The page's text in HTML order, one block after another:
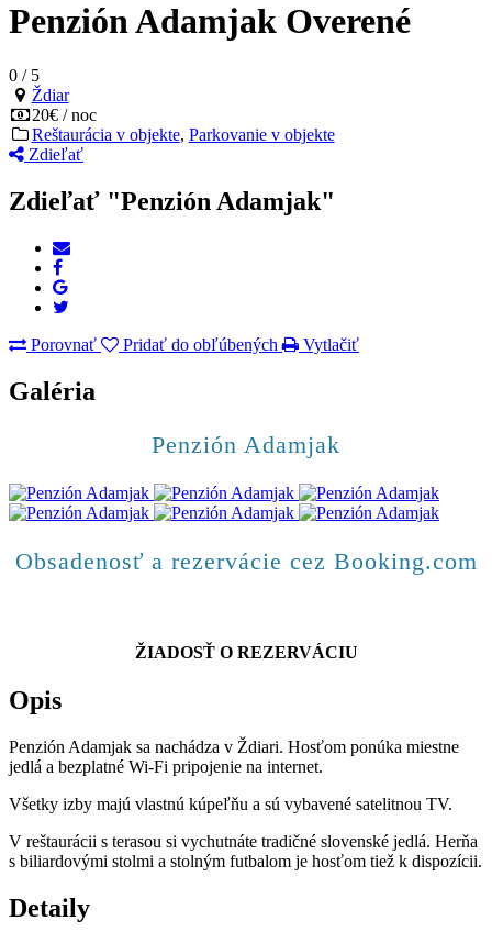
Penzión Adamjak Overené
0 /5
Ždiar
20€ / noc
Reštaurácia v objekte, Parkovanie v objekte
Zdieľať
Zdieľať "Penzión Adamjak"
Porovnať Pridať do obľúbených Vytlačiť
Galéria
Penzión Adamjak
Obsadenosť a rezervácie cez Booking.com
ŽIADOSŤ O REZERVÁCIU
Opis
Penzión Adamjak sa nachádza v Ždiari. Hosťom ponúka miestne
jedlá a bezplatné Wi-Fi pripojenie na internet.
Všetky izby majú vlastnú kúpeľňu a sú vybavené satelitnou TV.
V reštaurácii s terasou si vychutnáte tradičné slovenské jedlá. Herňa
s biliardovými stolmi a stolným futbalom je hosťom tiež k dispozícii.
Detaily